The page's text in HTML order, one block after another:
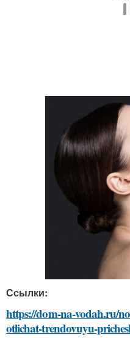
Ссылки:
https://dom-na-vodah.ru/
otlichat-trendovuyu-